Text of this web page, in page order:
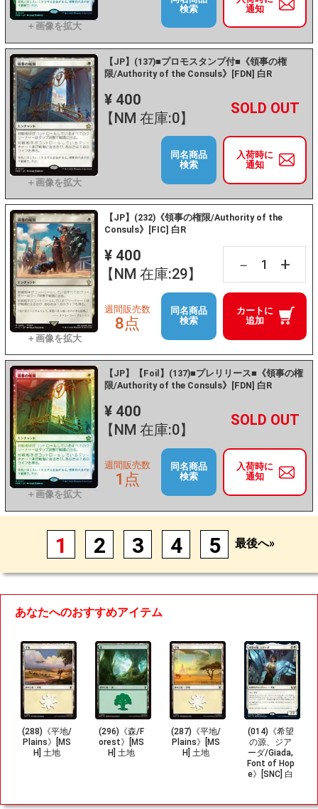
通知
検索
【JP】(137)■プロモスタンプ付■《領事の権
限/Authority of the Consuls》[FDN] 白R
¥ 400
【NM 在庫:0】
－ +
入荷時に
通知
同名商品
検索
【JP】(232)《領事の権限/Authority of the
Consuls》[FIC] 白R
¥ 400
【NM 在庫:29】
－ +
カートに
追加
週間販売数
8点
同名商品
検索
【JP】【Foil】(137)■プレリリース■《領事の権
限/Authority of the Consuls》[FDN] 白R
¥ 400
【NM 在庫:0】
－ +
入荷時に
通知
週間販売数
1点
同名商品
検索
1 2 3 4 5 最後へ»
あなたへのおすすめアイテム
(288)《平地/
Plains》[MS
H] 土地
(296)《森/F
orest》[MS
H] 土地
(287)《平地/
Plains》[MS
H] 土地
(014)《希望
の源、ジア
ーダ/Giada,
Font of Hop
e》[SNC] 白